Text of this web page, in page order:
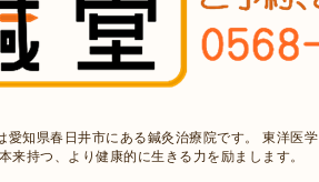
知県春日井市にある鍼灸治療院です。 東洋医学
持つ、より健康的に生きる力を励まします。